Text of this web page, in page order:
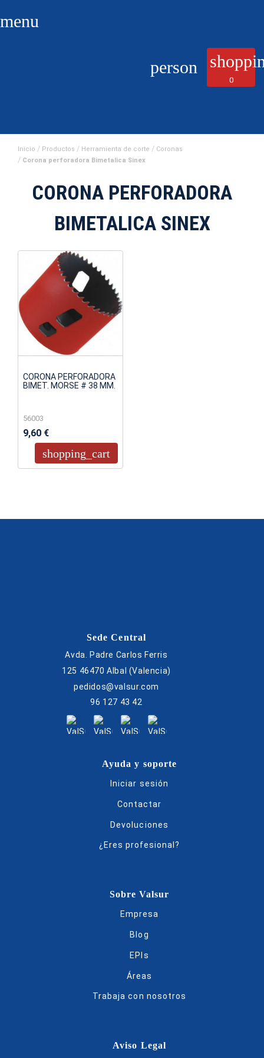
menu
person
0
Inicio Productos Herramienta de corte
Coronas
Corona perforadora Bimetalica Sinex
CORONA PERFORADORA
BIMETALICA SINEX
CORONA PERFORADORA
BIMET. MORSE # 38 MM.
56003
9,60 €
shopping_cart
Sede Central
Avda. Padre Carlos Ferris
125 46470 Albal (Valencia)
pedidos@valsur.com
96 127 43 42
Ayuda y soporte
Iniciar sesión
Contactar
Devoluciones
¿Eres profesional?
Sobre Valsur
Empresa
Blog
EPIs
Áreas
Trabaja con nosotros
Aviso Legal